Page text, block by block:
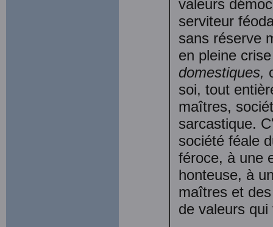
valeurs
serviteur
sans réserve
en pleine
domestiques,
soi, tout
maîtres,
sarcastique.
société féale
féroce, à une
honteuse, à
maîtres et
de valeurs